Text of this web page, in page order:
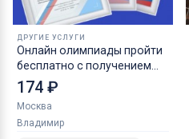
ДРУГИЕ УСЛУГИ
Онлайн олимпиады пройти
бесплатно с получением
диплома
174 ₽
Москва
Владимир